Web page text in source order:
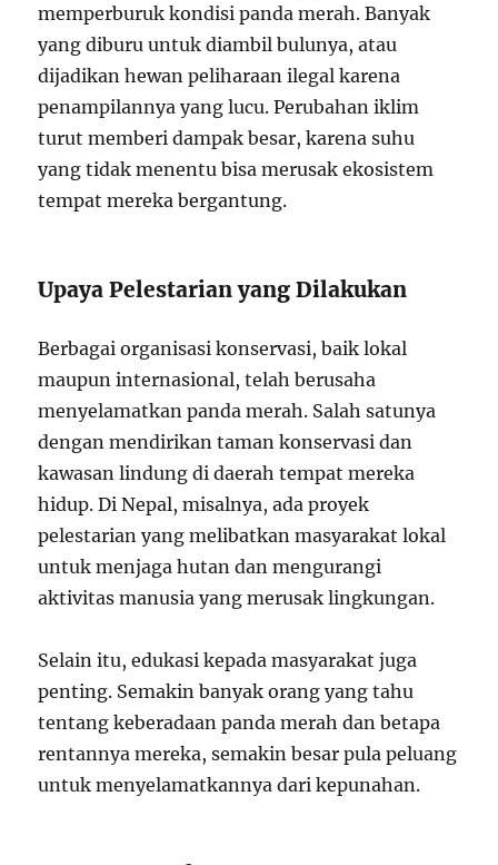
memperburuk kondisi panda merah. Banyak
yang diburu untuk diambil bulunya, atau
dijadikan hewan peliharaan ilegal karena
penampilannya yang lucu. Perubahan iklim
turut memberi dampak besar, karena suhu
yang tidak menentu bisa merusak ekosistem
tempat mereka bergantung.
Upaya Pelestarian yang Dilakukan
Berbagai organisasi konservasi, baik lokal
maupun internasional, telah berusaha
menyelamatkan panda merah. Salah satunya
dengan mendirikan taman konservasi dan
kawasan lindung di daerah tempat mereka
hidup. Di Nepal, misalnya, ada proyek
pelestarian yang melibatkan masyarakat lokal
untuk menjaga hutan dan mengurangi
aktivitas manusia yang merusak lingkungan.
Selain itu, edukasi kepada masyarakat juga
penting. Semakin banyak orang yang tahu
tentang keberadaan panda merah dan betapa
rentannya mereka, semakin besar pula peluang
untuk menyelamatkannya dari kepunahan.